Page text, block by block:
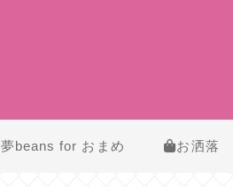
夢beans for おまめ お洒落